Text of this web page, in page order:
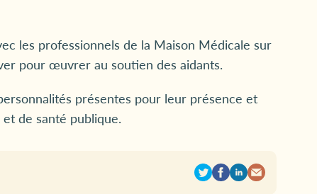
les professionnels de la Maison Médicale sur
pour œuvrer au soutien des aidants.
présentes pour leur présence et
de santé publique.